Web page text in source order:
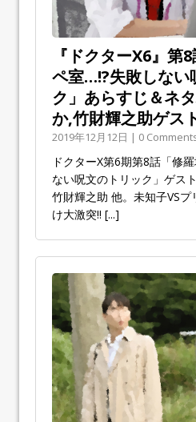
『ドクターX6』第
ペ室…!?失敗しない
ク」あらすじ＆ネ
か,竹財輝之助ゲス
2019年12月12日 | 0
ドクターX第6期第8話「修
ない呪文のトリック」ゲス
竹財輝之助 他。未知子VS
け大激突!! [...]